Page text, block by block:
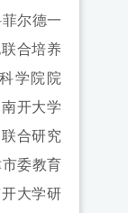
尔德一
合培养
学院院
开大学
合研究
委教育
大学研